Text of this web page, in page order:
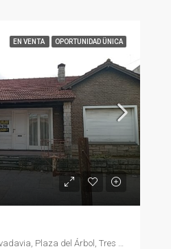
EN VENTA OPORTUNIDAD ÜNICA